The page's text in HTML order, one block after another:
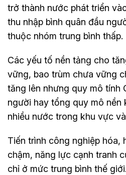
trở thành nước phát triển
thu nhập bình quân đầu
thuộc nhóm trung bình thấp.
Các yếu tố nền tảng cho
vững, bao trùm chưa vững
tăng lên nhưng quy mô tính
người hay tổng quy mô nền
nhiều nước trong khu vực
Tiến trình công nghiệp hóa,
chậm, năng lực cạnh tranh
chỉ ở mức trung bình thế giới.